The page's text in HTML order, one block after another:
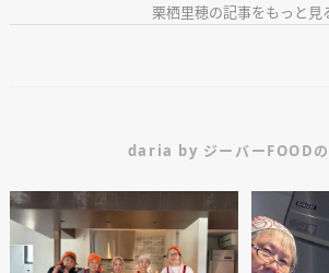
栗栖里穂の記事をもっと見
daria by ジーバーFOOD